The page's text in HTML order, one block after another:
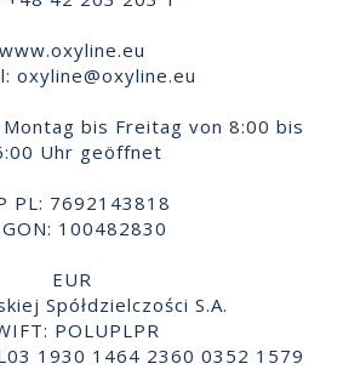
www.oxyline.eu
oxyline@oxyline.eu
bis Freitag von 8:00 bis
Uhr geöffnet
PL: 7692143818
100482830
EUR
Spółdzielczości S.A.
POLUPLPR
1930 1464 2360 0352 1579